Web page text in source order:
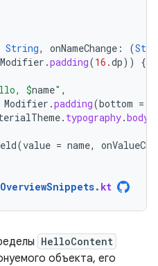
String, onNameChange : (
Modifier .padding(16.dp))
{
$name" ,
Modifier .padding(bottom =
. typography.
(value = name,
. kt
HelloContent
объекта, его